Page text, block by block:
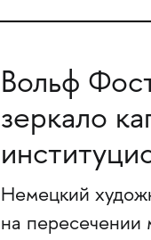
Вольф
зеркало
Немецкий
на пересечении